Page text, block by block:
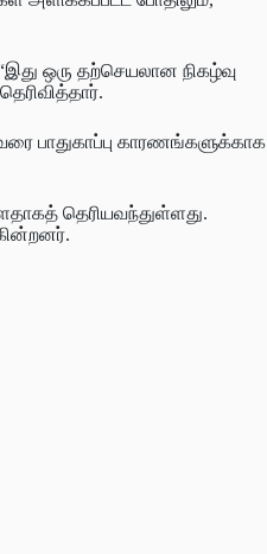
ஒரு தற்செயலான நிகழ்வு
பாதுகாப்பு காரணங்களுக்காக
தெரியவந்துள்ளது.